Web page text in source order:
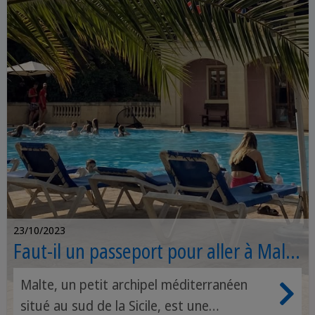
des activités en plein air aux événements
culturels, pour tirer le meilleur parti de
votre voyage automnal!
23/10/2023
Faut-il un passeport pour aller à Malte
? Malte, un petit archipel méditerranéen
situé au sud de la Sicile, est une